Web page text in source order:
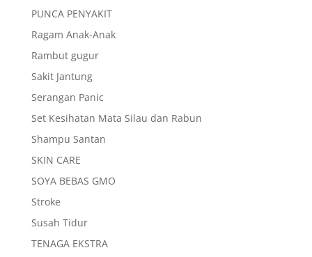
PUNCA PENYAKIT
Ragam Anak-Anak
Rambut gugur
Sakit Jantung
Serangan Panic
Set Kesihatan Mata Silau dan Rabun
Shampu Santan
SKIN CARE
SOYA BEBAS GMO
Stroke
Susah Tidur
TENAGA EKSTRA